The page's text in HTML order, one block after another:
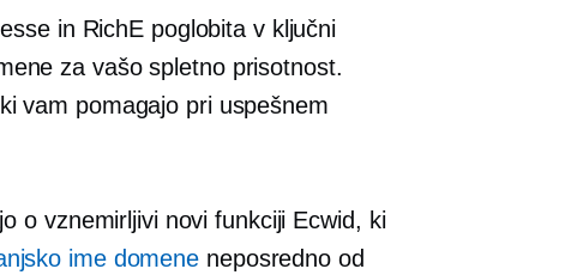
in RichE poglobita v ključni
za vašo spletno prisotnost.
vam pomagajo pri uspešnem
o vznemirljivi novi funkciji Ecwid, ki
ime domene neposredno od